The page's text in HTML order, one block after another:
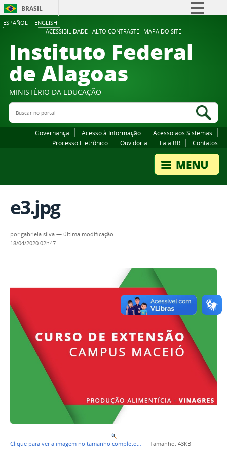
ESPAÑOL ENGLISH
ACESSIBILIDADE ALTO CONTRASTE MAPA DO SITE
BRASIL
Comunica BR
Participe
Canais
Instituto Federal
de Alagoas
MINISTÉRIO DA EDUCAÇÃO
Buscar no portal
Governança Acesso à Informação
Acesso aos Sistemas
Processo Eletrônico
Ouvidoria Fala.BR Contatos
e3.jpg
porgabriela.silva — última modificação
18/04/2020 02h47
Clique para ver a imagem no tamanho completo… — Tamanho: 43KB